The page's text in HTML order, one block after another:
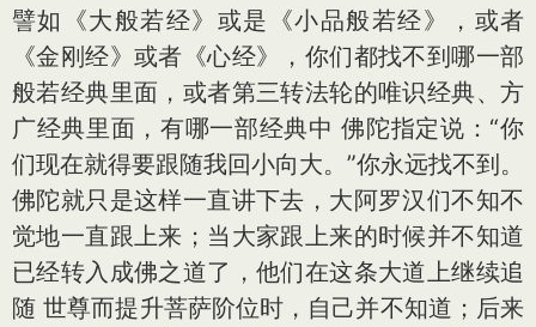
譬如《大般若经》或是《小品般若经》，或者
《金刚经》或者《心经》，你们都找不到哪一部
般若经典里面，或者第三转法轮的唯识经典、方
广经典里面，有哪一部经典中 佛陀指定说：“你
们现在就得要跟随我回小向大。”你永远找不到。
佛陀就只是这样一直讲下去，大阿罗汉们不知不
觉地一直跟上来；当大家跟上来的时候并不知道
已经转入成佛之道了，他们在这条大道上继续追
随 世尊而提升菩萨阶位时，自己并不知道；后来